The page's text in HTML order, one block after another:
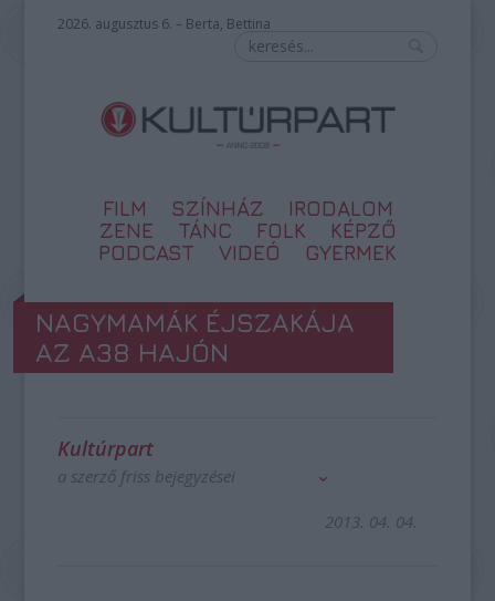
2026. augusztus 6. – Berta, Bettina
FILM SZÍNHÁZ
IRODALOM
ZENE
TÁNC FOLK
KÉPZŐ
PODCAST
VIDEÓ GYERMEK
NAGYMAMÁK ÉJSZAKÁJA
AZ A38 HAJÓN
Kultúrpart
a szerző friss bejegyzései
2013. 04. 04.